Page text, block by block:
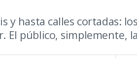
y hasta calles cortadas:
El público, simplemente,